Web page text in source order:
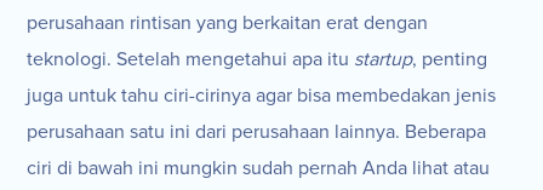
perusahaan rintisan yang berkaitan erat dengan
teknologi. Setelah mengetahui apa itu startup, penting
juga untuk tahu ciri-cirinya agar bisa membedakan jenis
perusahaan satu ini dari perusahaan lainnya. Beberapa
ciri di bawah ini mungkin sudah pernah Anda lihat atau